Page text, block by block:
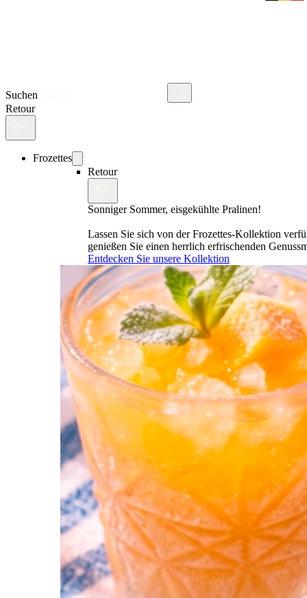
Suchen
Retour
Frozettes
Retour
Sonniger Sommer, eisgekühlte Pralinen!
Lassen Sie sich von der Frozettes-Kollektion
genießen Sie einen herrlich erfrischenden
Entdecken Sie unsere Kollektion